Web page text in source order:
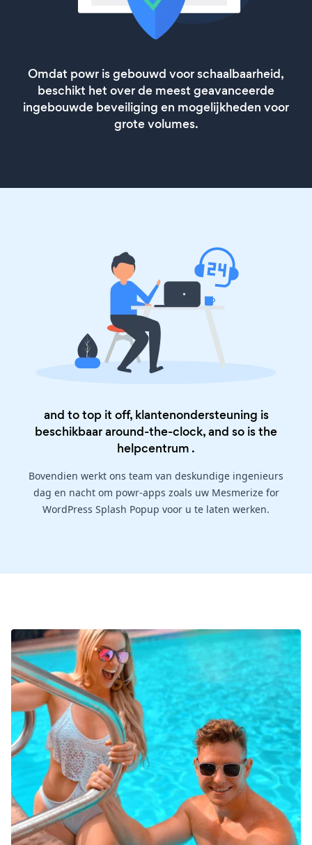
Omdat powr is gebouwd voor schaalbaarheid,
beschikt het over de meest geavanceerde
ingebouwde beveiliging en mogelijkheden voor
grote volumes.
and to top it off, klantenondersteuning is
beschikbaar around-the-clock, and so is the
helpcentrum .
Bovendien werkt ons team van deskundige ingenieurs
dag en nacht om powr-apps zoals uw Mesmerize for
WordPress Splash Popup voor u te laten werken.